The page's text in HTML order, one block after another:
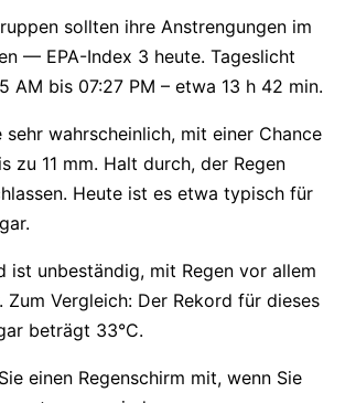
sollten ihre Anstrengungen im
— EPA-Index 3 heute. Tageslicht
AM bis 07:27 PM – etwa 13 h 42 min.
sehr wahrscheinlich, mit einer Chance
zu 11 mm. Halt durch, der Regen
Heute ist es etwa typisch für
ist unbeständig, mit Regen vor allem
Zum Vergleich: Der Rekord für dieses
beträgt 33°C.
einen Regenschirm mit, wenn Sie